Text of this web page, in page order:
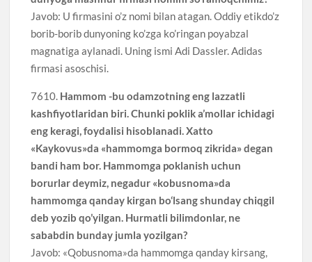
Javob: U firmasini o’z nomi bilan atagan. Oddiy etikdo’z
borib-borib dunyoning ko’zga ko’ringan poyabzal
magnatiga aylanadi. Uning ismi Adi Dassler. Adidas
firmasi asoschisi.
7610. Hammom -bu odamzotning eng lazzatli
kashfiyotlaridan biri. Chunki poklik a’mollar ichidagi
eng keragi, foydalisi hisoblanadi. Xatto
«Kaykovus»da «hammomga bormoq zikrida» degan
bandi ham bor. Hammomga poklanish uchun
borurlar deymiz, negadur «kobusnoma»da
hammomga qanday kirgan bo‘lsang shunday chiqgil
deb yozib qo’yilgan. Hurmatli bilimdonlar, ne
sababdin bunday jumla yozilgan?
Javob: «Qobusnoma»da hammomga qanday kirsang,